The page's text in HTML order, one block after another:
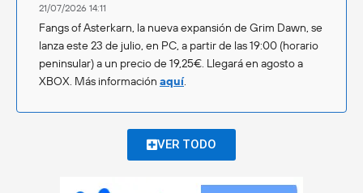
21/07/2026 14:11
Fangs of Asterkarn, la nueva expansión de Grim Dawn, se
lanza este 23 de julio, en PC, a partir de las 19:00 (horario
peninsular) a un precio de 19,25€. Llegará en agosto a
XBOX. Más información aquí.
VER TODO